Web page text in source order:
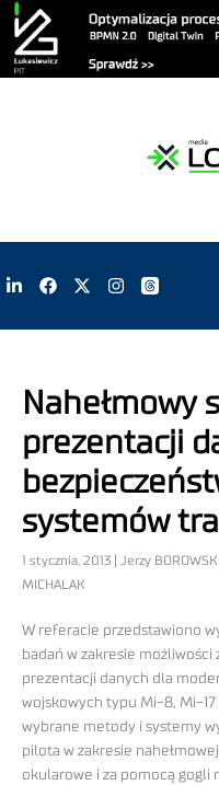
Nahełmowy
prezentacji
systemów
1 stycznia, 2013 | Jerzy
MICHALAK
W referacie przedstawiono
badań w zakresie możliwości
prezentacji danych dla
wojskowych typu Mi-8, Mi-
wybrane metody i systemy
pilota w zakresie
okularowe i za pomocą gogli